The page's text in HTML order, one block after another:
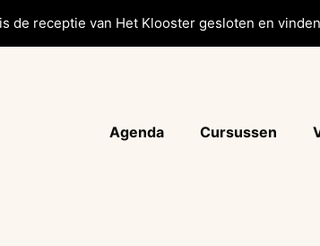
de receptie van Het Klooster gesloten en
Agenda Cursussen